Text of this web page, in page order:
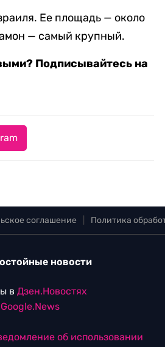
Ее площадь — около
— самый крупный.
Подписывайтесь на
соглашение Политика
новости
в Дзен.Новостях
Google.News
об использовании